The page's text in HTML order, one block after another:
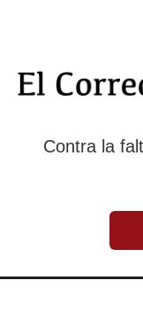
Contra la